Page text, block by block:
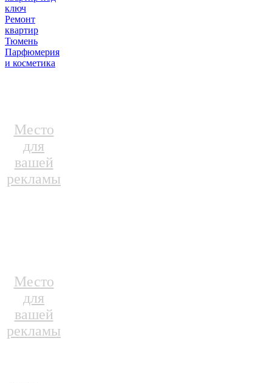
ключ
Ремонт
квартир
Тюмень
Парфюмерия
и косметика
Место
для
вашей
рекламы
Место
для
вашей
рекламы